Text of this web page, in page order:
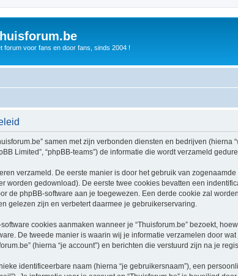
forum voor fans en door fans, sinds 2004 !
samen met zijn verbonden diensten en bedrijven (hierna
Limited”, “phpBB-teams”) de informatie die wordt verzameld
verzameld. De eerste manier is door het gebruik van
worden gedownload). De eerste twee cookies bevatten een
de phpBB-software aan je toegewezen. Een derde cookie zal
gelezen zijn en verbetert daarmee je gebruikerservaring.
cookies aanmaken wanneer je “Thuisforum.be” bezoekt,
De tweede manier is waarin wij je informatie verzamelen door
(hierna “je account”) en berichten die verstuurd zijn na je
identificeerbare naam (hierna “je gebruikersnaam”), een